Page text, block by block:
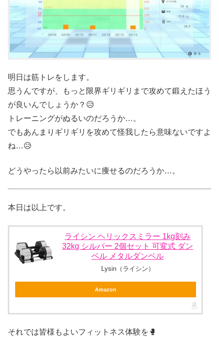
明日は筋トレをします。
思うんですが、もっと限界ギリギリまで攻めて鍛えたほう
が良いんでしょうか？😥
トレーニングがぬるいのだろうか…。
でもあんまりギリギリを攻めて怪我したら意味ないですよ
ね…😥
どうやったら以前みたいに痩せるのだろうか…。
本日は以上です。
ライシン ヘリックスミラー 1kg刻み
32kg シルバー 2個セット 可変式 ダン
ベル メタルダンベル
Lysin（ライシン）
Amazon
それでは皆様もよいフィットネス体験を🥊